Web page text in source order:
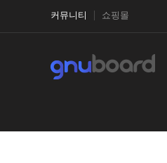
커뮤니티 쇼핑몰